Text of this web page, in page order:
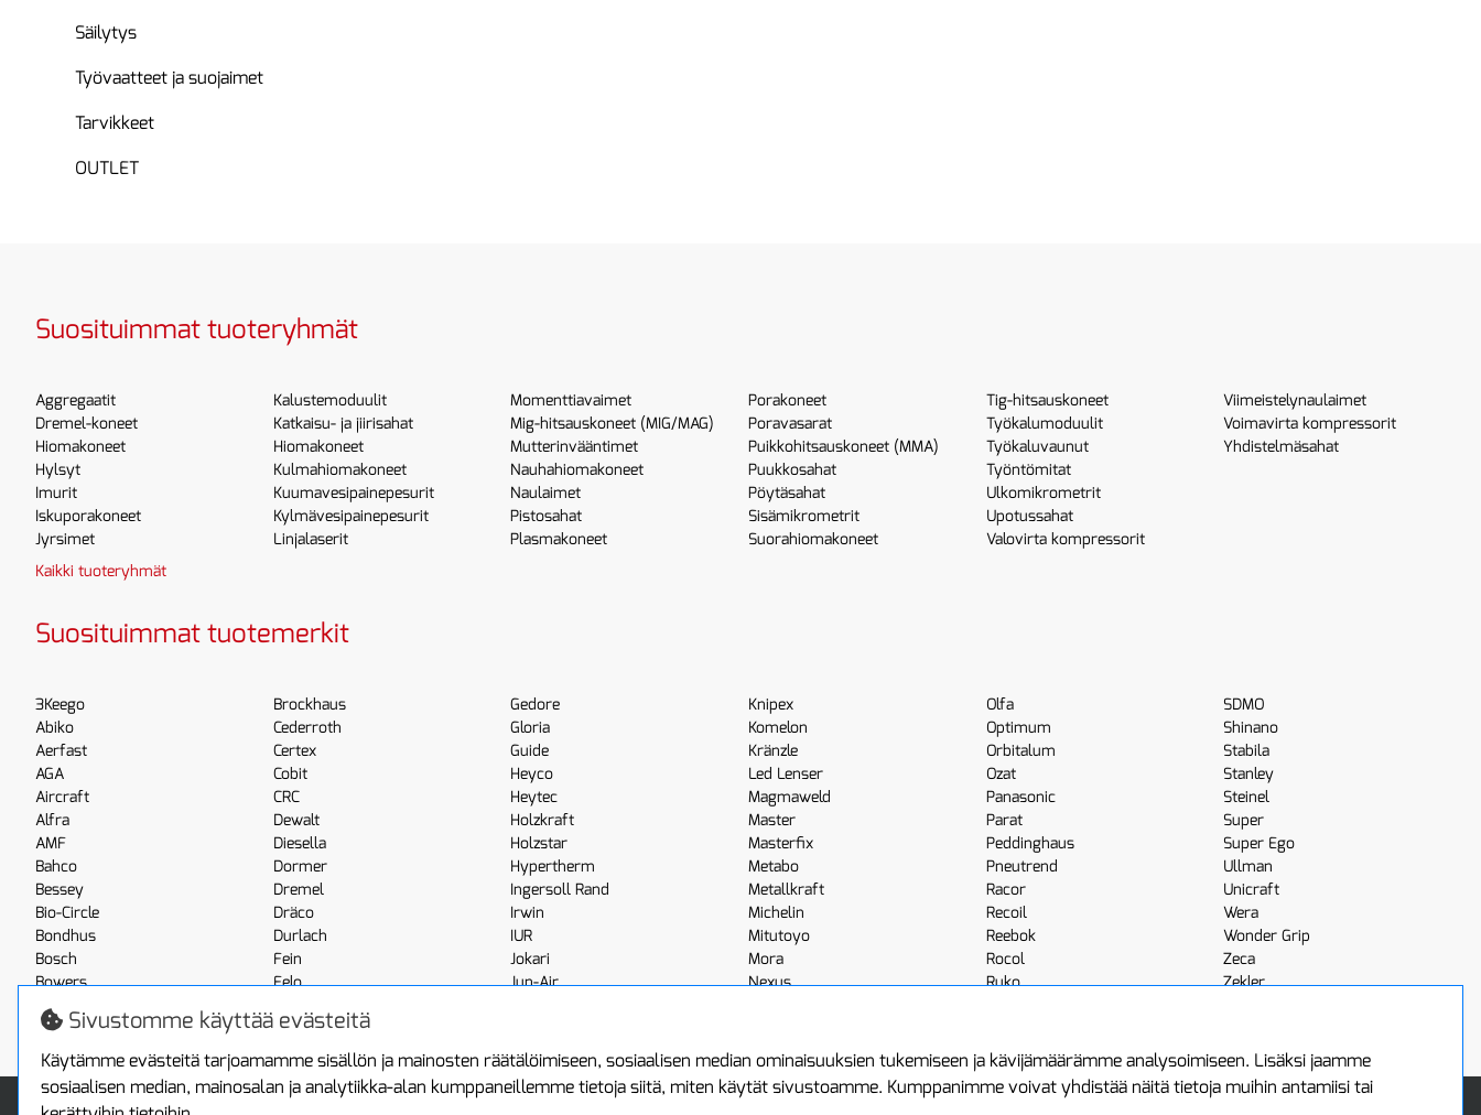
Säilytys
Työvaatteet ja suojaimet
Tarvikkeet
OUTLET
Suosituimmat tuoteryhmät
Aggregaatit
Dremel-koneet
Hiomakoneet
Hylsyt
Imurit
Iskuporakoneet
Jyrsimet
Kalustemoduulit
Katkaisu- ja jiirisahat
Hiomakoneet
Kulmahiomakoneet
Kuumavesipainepesurit
Kylmävesipainepesurit
Linjalaserit
Momenttiavaimet
Mig-hitsauskoneet (MIG/MAG)
Mutterinvääntimet
Nauhahiomakoneet
Naulaimet
Pistosahat
Plasmakoneet
Porakoneet
Poravasarat
Puikkohitsauskoneet (MMA)
Puukkosahat
Pöytäsahat
Sisämikrometrit
Suorahiomakoneet
Tig-hitsauskoneet
Työkalumoduulit
Työkaluvaunut
Työntömitat
Ulkomikrometrit
Upotussahat
Valovirta kompressorit
Viimeistelynaulaimet
Voimavirta kompressorit
Yhdistelmäsahat
Kaikki tuoteryhmät
Suosituimmat tuotemerkit
3Keego
Abiko
Aerfast
AGA
Aircraft
Alfra
AMF
Bahco
Bessey
Bio-Circle
Bondhus
Bosch
Bowers
Boxo
Brennenstuhl
Brockhaus
Cederroth
Certex
Cobit
CRC
Dewalt
Diesella
Dormer
Dremel
Dräco
Durlach
Fein
Felo
Fluke
Gedore
Gloria
Guide
Heyco
Heytec
Holzkraft
Holzstar
Hypertherm
Ingersoll Rand
Irwin
IUR
Jokari
Jun-Air
Knipex
Komelon
Kränzle
Led Lenser
Magmaweld
Master
Masterfix
Metabo
Metallkraft
Michelin
Mitutoyo
Mora
Nexus
Olfa
Optimum
Orbitalum
Ozat
Panasonic
Parat
Peddinghaus
Pneutrend
Racor
Recoil
Reebok
Rocol
Ruko
SDMO
Shinano
Stabila
Stanley
Steinel
Super
Super Ego
Ullman
Unicraft
Wera
Wonder Grip
Zeca
Zekler
Sivustomme käyttää evästeitä
Käytämme evästeitä tarjoamamme sisällön ja mainosten räätälöimiseen, sosiaalisen median ominaisuuksien tukemiseen ja kävijämäärämme analysoimiseen. Lisäksi jaamme
sosiaalisen median, mainosalan ja analytiikka-alan kumppaneillemme tietoja siitä, miten käytät sivustoamme. Kumppanimme voivat yhdistää näitä tietoja muihin antamiisi tai